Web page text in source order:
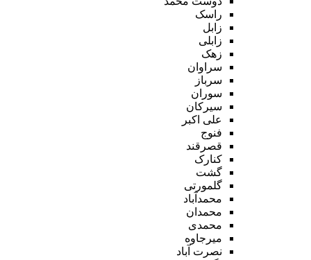
راسک
زابل
زابلی
زهک
سراوان
سرباز
سوران
سیرکان
علی اکبر
فنوج
قصرقند
کنارک
گشت
گلمورتی
محمدآباد
محمدان
محمدی
میرجاوه
نصرت آباد